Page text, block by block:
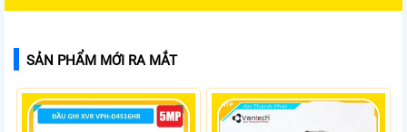
SẢN PHẨM MỚI RA MẮT